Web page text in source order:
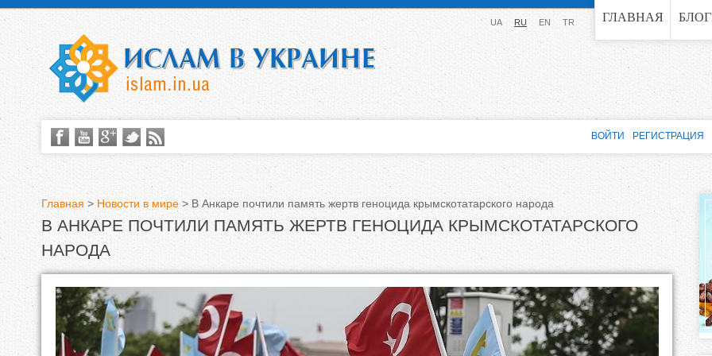
Jump to navigation ГЛАВНАЯ
UA RU EN TR
В
ы
Главная > Новости в мире > В Анкаре почтили память жертв геноцида крымскотатарского народа
В АНКАРЕ ПОЧТИЛИ ПАМЯТЬ ЖЕРТВ ГЕНОЦИДА КРЫМСКОТАТАРСКОГО
НАРОДА
ВОЙТИ РЕГИСТРАЦИЯ